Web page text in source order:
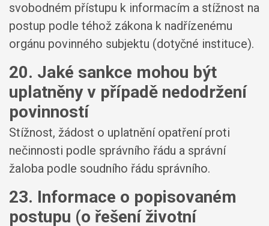
svobodném přístupu k informacím a stížnost na
postup podle téhož zákona k nadřízenému
orgánu povinného subjektu (dotyčné instituce).
20. Jaké sankce mohou být
uplatněny v případě nedodržení
povinností
Stížnost, žádost o uplatnění opatření proti
nečinnosti podle správního řádu a správní
žaloba podle soudního řádu správního.
23. Informace o popisovaném
postupu (o řešení životní